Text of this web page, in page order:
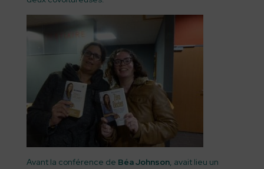
Avant la conférence de Béa Johnson, avait lieu un